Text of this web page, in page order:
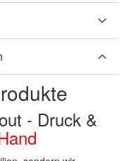
- Druck &